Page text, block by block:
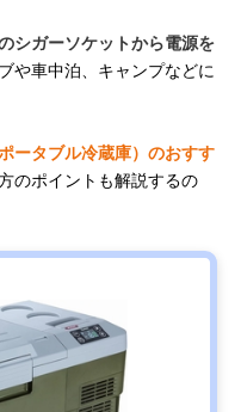
シガーソケットから電源を
や車中泊、キャンプなどに
ータブル冷蔵庫）のおすす
のポイントも解説するの